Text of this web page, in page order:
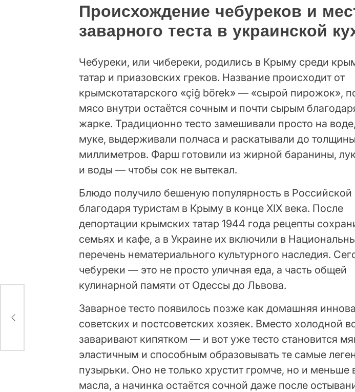
Происхождение чебуреков и
заварного теста в украинской
Чебуреки, или чибереки, родились в Крыму среди
татар и приазовских греков. Название происходит от
крымскотатарского «çiğ börek» — «сырой пирожок»,
мясо внутри остаётся сочным и почти сырым
жарке. Традиционно тесто замешивали просто на
муке, выдерживали полчаса и раскатывали до
миллиметров. Фарш готовили из жирной баранины,
и воды — чтобы сок не вытекал.
Блюдо получило бешеную популярность в
благодаря туристам в Крыму в конце XIX века. После
депортации крымских татар 1944 года рецепты
семьях и кафе, а в Украине их включили в
перечень нематериального культурного наследия.
чебуреки — это не просто уличная еда, а часть общей
кулинарной памяти от Одессы до Львова.
Заварное тесто появилось позже как домашняя
советских и постсоветских хозяек. Вместо холодной
заваривают кипятком — и вот уже тесто становится
эластичным и способным образовывать те самые
пузырьки. Оно не только хрустит громче, но и меньше
масла, а начинка остаётся сочной даже после